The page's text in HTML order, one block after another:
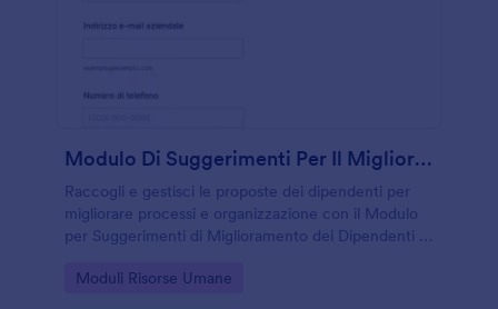
Modulo Di Suggerimenti Per Il Miglioramento Dei Dipendenti
Raccogli e gestisci le proposte dei dipendenti per
migliorare processi e organizzazione con il Modulo
per Suggerimenti di Miglioramento dei Dipendenti di
responsabili e direzione.
Go to Category:
Moduli Risorse Umane